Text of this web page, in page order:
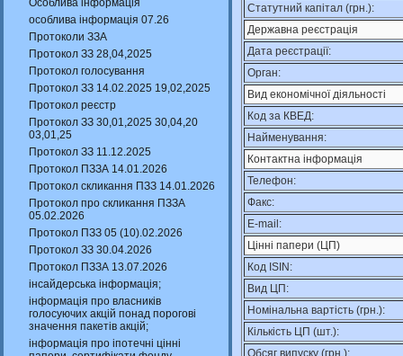
Особлива інформація
особлива інформація 07.26
Протоколи ЗЗА
Протокол ЗЗ 28,04,2025
Протокол голосування
Протокол ЗЗ 14.02.2025 19,02,2025
Протокол реєстр
Протокол ЗЗ 30,01,2025 30,04,20
03,01,25
Протокол ЗЗ 11.12.2025
Протокол ПЗЗА 14.01.2026
Протокол скликання ПЗЗ 14.01.2026
Протокол про скликання ПЗЗА
05.02.2026
Протокол ПЗЗ 05 (10).02.2026
Протокол ЗЗ 30.04.2026
Протокол ПЗЗА 13.07.2026
інсайдерська інформація;
інформація про власників
голосуючих акцій понад порогові
значення пакетів акцій;
інформація про іпотечні цінні
Статутний капітал (грн.):
Державна реєстрація
Дата реєстрації:
Орган:
Вид економічної діяльності
Код за КВЕД:
Найменування:
Контактна інформація
Телефон:
Факс:
E-mail:
Цінні папери (ЦП)
Код ISIN:
Вид ЦП:
Номінальна вартість (грн.):
Кількість ЦП (шт.):
Обсяг випуску (грн.):